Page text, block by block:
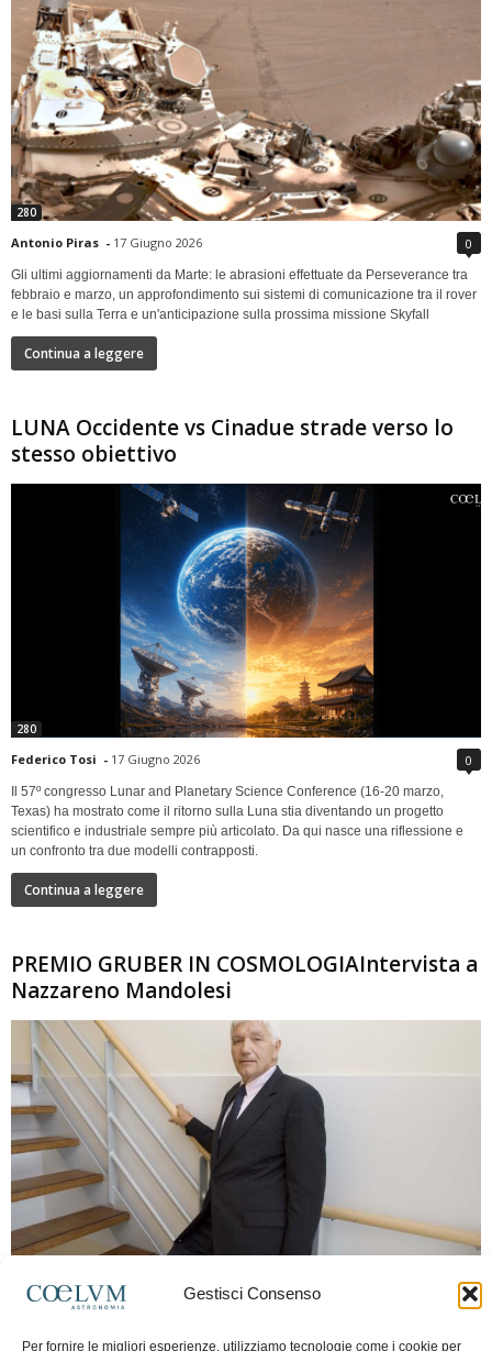
Gestisci Consenso
Per fornire le migliori esperienze, utilizziamo tecnologie come i cookie per
280
Antonio Piras - 17 Giugno 2026 0
Gli ultimi aggiornamenti da Marte: le abrasioni effettuate da Perseverance tra
febbraio e marzo, un approfondimento sui sistemi di comunicazione tra il rover
e le basi sulla Terra e un'anticipazione sulla prossima missione Skyfall
Continua a leggere
LUNA Occidente vs Cinadue strade verso lo
stesso obiettivo
280
Federico Tosi - 17 Giugno 2026 0
Il 57º congresso Lunar and Planetary Science Conference (16-20 marzo,
Texas) ha mostrato come il ritorno sulla Luna stia diventando un progetto
scientifico e industriale sempre più articolato. Da qui nasce una riflessione e
un confronto tra due modelli contrapposti.
Continua a leggere
PREMIO GRUBER IN COSMOLOGIAIntervista a
Nazzareno Mandolesi
Frida Paolella - 16 Giugno 2026 0
spaziale europea e della missione Planck. Il dialogo ripercorre i principali